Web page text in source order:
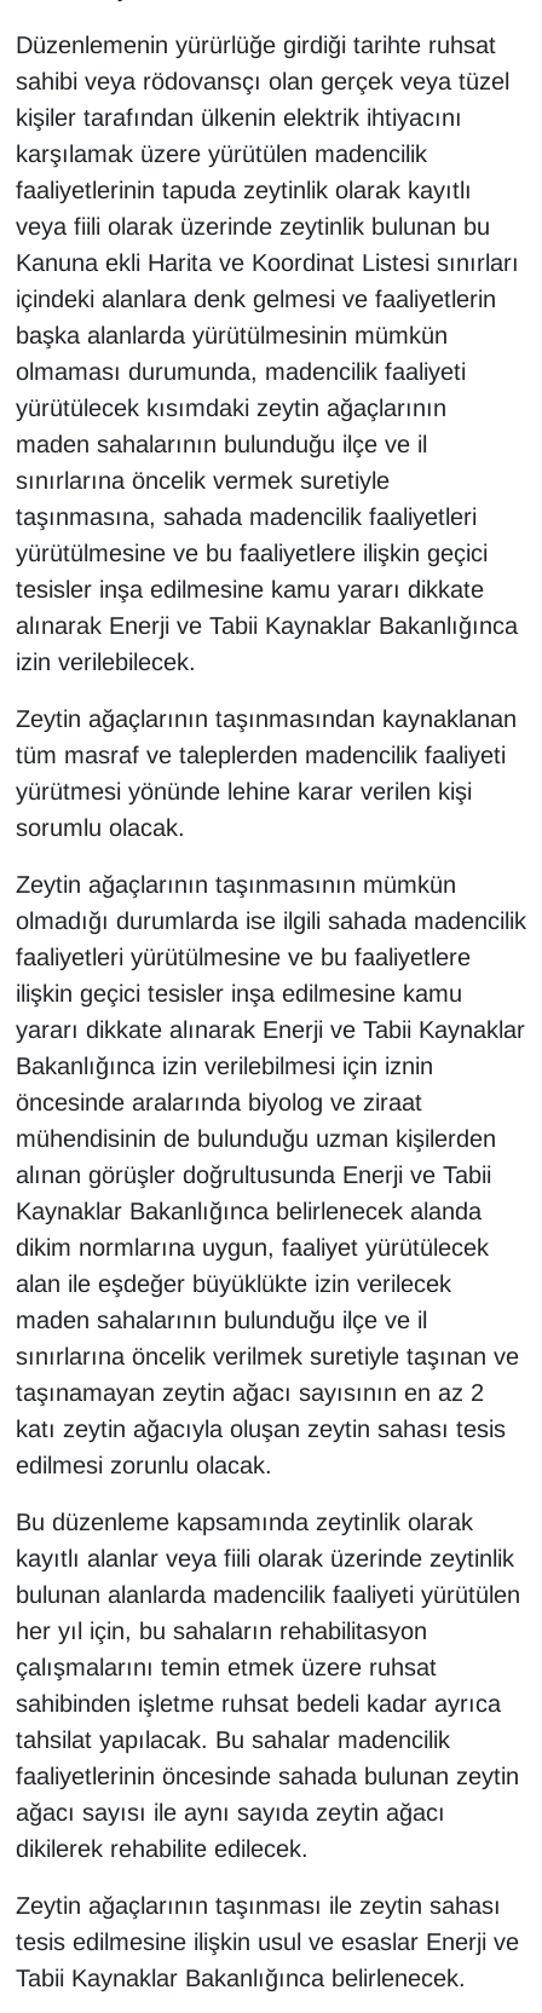
Düzenlemenin yürürlüğe girdiği tarihte ruhsat
sahibi veya rödovansçı olan gerçek veya tüzel
kişiler tarafından ülkenin elektrik ihtiyacını
karşılamak üzere yürütülen madencilik
faaliyetlerinin tapuda zeytinlik olarak kayıtlı
veya fiili olarak üzerinde zeytinlik bulunan bu
Kanuna ekli Harita ve Koordinat Listesi sınırları
içindeki alanlara denk gelmesi ve faaliyetlerin
başka alanlarda yürütülmesinin mümkün
olmaması durumunda, madencilik faaliyeti
yürütülecek kısımdaki zeytin ağaçlarının
maden sahalarının bulunduğu ilçe ve il
sınırlarına öncelik vermek suretiyle
taşınmasına, sahada madencilik faaliyetleri
yürütülmesine ve bu faaliyetlere ilişkin geçici
tesisler inşa edilmesine kamu yararı dikkate
alınarak Enerji ve Tabii Kaynaklar Bakanlığınca
izin verilebilecek.
Zeytin ağaçlarının taşınmasından kaynaklanan
tüm masraf ve taleplerden madencilik faaliyeti
yürütmesi yönünde lehine karar verilen kişi
sorumlu olacak.
Zeytin ağaçlarının taşınmasının mümkün
olmadığı durumlarda ise ilgili sahada madencilik
faaliyetleri yürütülmesine ve bu faaliyetlere
ilişkin geçici tesisler inşa edilmesine kamu
yararı dikkate alınarak Enerji ve Tabii Kaynaklar
Bakanlığınca izin verilebilmesi için iznin
öncesinde aralarında biyolog ve ziraat
mühendisinin de bulunduğu uzman kişilerden
alınan görüşler doğrultusunda Enerji ve Tabii
Kaynaklar Bakanlığınca belirlenecek alanda
dikim normlarına uygun, faaliyet yürütülecek
alan ile eşdeğer büyüklükte izin verilecek
maden sahalarının bulunduğu ilçe ve il
sınırlarına öncelik verilmek suretiyle taşınan ve
taşınamayan zeytin ağacı sayısının en az 2
katı zeytin ağacıyla oluşan zeytin sahası tesis
edilmesi zorunlu olacak.
Bu düzenleme kapsamında zeytinlik olarak
kayıtlı alanlar veya fiili olarak üzerinde zeytinlik
bulunan alanlarda madencilik faaliyeti yürütülen
her yıl için, bu sahaların rehabilitasyon
çalışmalarını temin etmek üzere ruhsat
sahibinden işletme ruhsat bedeli kadar ayrıca
tahsilat yapılacak. Bu sahalar madencilik
faaliyetlerinin öncesinde sahada bulunan zeytin
ağacı sayısı ile aynı sayıda zeytin ağacı
dikilerek rehabilite edilecek.
Zeytin ağaçlarının taşınması ile zeytin sahası
tesis edilmesine ilişkin usul ve esaslar Enerji ve
Tabii Kaynaklar Bakanlığınca belirlenecek.